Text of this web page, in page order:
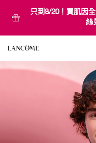
只到8/20！買肌因
絲